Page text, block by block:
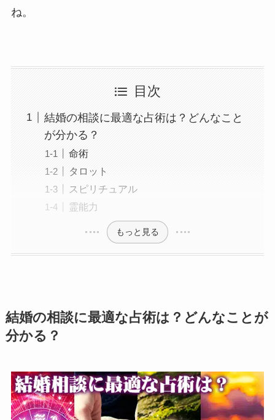
ね。
目次
結婚の相談に最適な占術は？どんなこと
が分かる？
命術
タロット
スピリチュアル
霊能力
もっと見る
結婚の相談に最適な占術は？どんなことが
分かる？